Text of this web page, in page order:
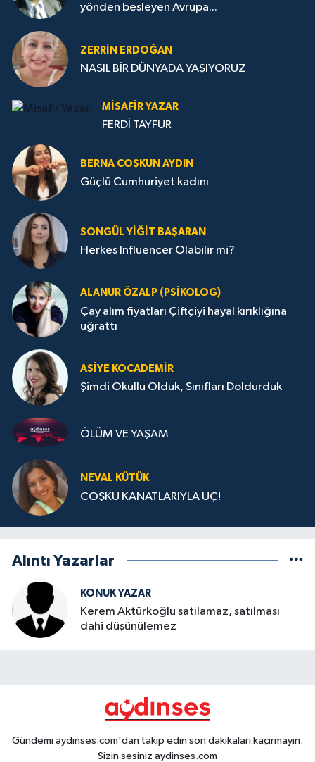
yönden besleyen Avrupa...
ZERRIN ERDOĞAN
NASIL BİR DÜNYADA YAŞIYORUZ
MISAFIR YAZAR
FERDİ TAYFUR
BERNA COŞKUN AYDIN
Güçlü Cumhuriyet kadını
SONGÜL YIĞIT BAŞARAN
Herkes Influencer Olabilir mi?
ALANUR ÖZALP (PSIKOLOG)
Çay alım fiyatları Çiftçiyi hayal kırıklığına
uğrattı
ASIYE KOCADEMİR
Şimdi Okullu Olduk, Sınıfları Doldurduk
ÖLÜM VE YAŞAM
NEVAL KÜTÜK
COŞKU KANATLARIYLA UÇ!
Alıntı Yazarlar
KONUK YAZAR
Kerem Aktürkoğlu satılamaz, satılması
dahi düşünülemez
Gündemi aydinses.com'dan takip edin son dakikalari kaçırmayın.
Sizin sesiniz aydinses.com